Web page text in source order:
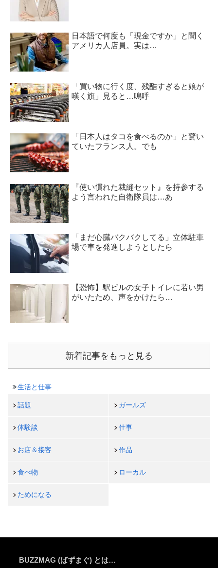
日本語で何度も「現金ですか」と聞く
アメリカ人店員。実は…
「買い物に行く度、残酷すぎると娘が
嘆く旗」見ると…嗚呼
「日本人はタコを食べるのか」と驚い
ていたフランス人。でも
『使い慣れた裁縫セット』を持参する
よう言われた自衛隊員は…あ
「まだ心臓バクバクしてる」立体駐車
場で車を発進しようとしたら
【恐怖】駅ビルの女子トイレに若い男
がいたため、声をかけたら…
新着記事をもっと見る
生活と仕事
話題 ガールズ
体験談 仕事
お店＆接客 作品
食べ物 ローカル
ためになる
BUZZMAG (ばずまぐ) とは…